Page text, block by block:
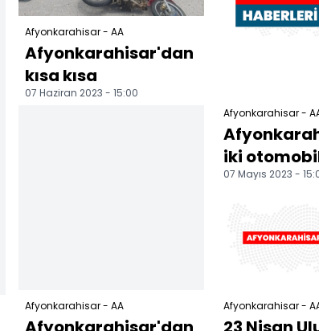
Afyonkarahisar - AA
Afyonkarahisar'dan
kısa kısa
07 Haziran 2023 - 15:00
Afyonkarahisar - AA
Afyonkarahisar -
iki
çarpıştığı
07 Mayıs 2023 -
Afyonkarahisar -